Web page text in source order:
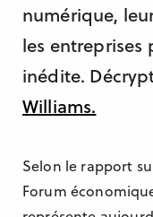
numérique,
les
inédite.
Williams.
Selon le rapport
Forum